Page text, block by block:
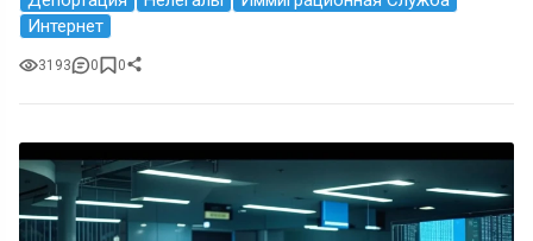
Интернет
3193 0 0